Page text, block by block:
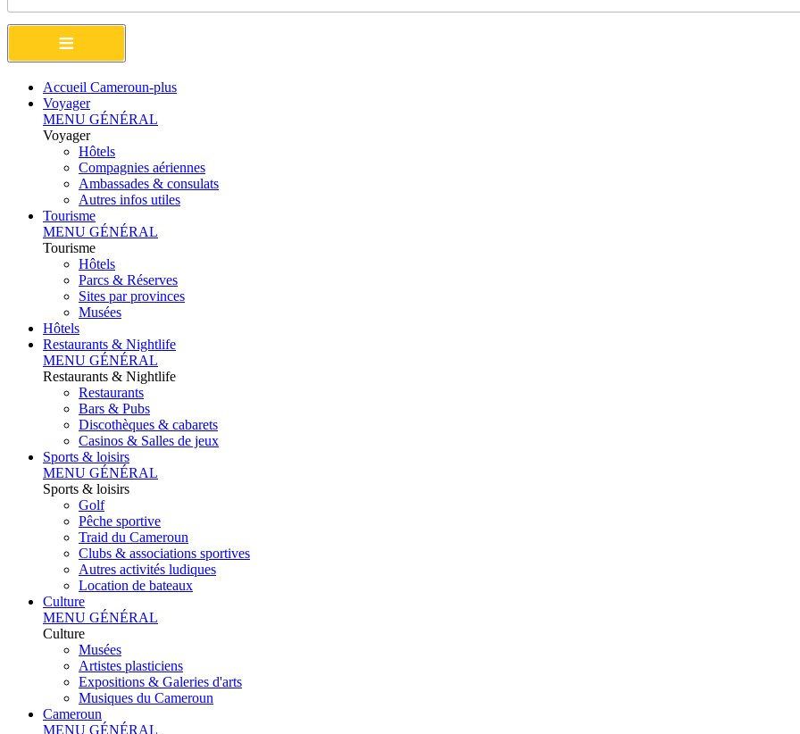
≡
Accueil Cameroun-plus
Voyager
MENU GÉNÉRAL
Voyager
Hôtels
Compagnies aériennes
Ambassades & consulats
Autres infos utiles
Tourisme
MENU GÉNÉRAL
Tourisme
Hôtels
Parcs & Réserves
Sites par provinces
Musées
Hôtels
Restaurants & Nightlife
MENU GÉNÉRAL
Restaurants & Nightlife
Restaurants
Bars & Pubs
Discothèques & cabarets
Casinos & Salles de jeux
Sports & loisirs
MENU GÉNÉRAL
Sports & loisirs
Golf
Pêche sportive
Traid du Cameroun
Clubs & associations sportives
Autres activités ludiques
Location de bateaux
Culture
MENU GÉNÉRAL
Culture
Musées
Artistes plasticiens
Expositions & Galeries d'arts
Musiques du Cameroun
Cameroun
MENU GÉNÉRAL